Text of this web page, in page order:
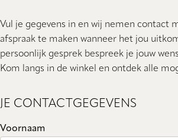
Vul je gegevens in en wij nemen contact
afspraak te maken wanneer het jou
persoonlijk gesprek bespreek je jouw
Kom langs in de winkel en ontdek alle
JE CONTACTGEGEVENS
Voornaam